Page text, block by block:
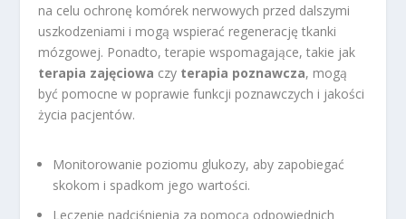
na celu ochronę komórek nerwowych przed dalszymi
uszkodzeniami i mogą wspierać regenerację tkanki
mózgowej. Ponadto, terapie wspomagające, takie jak
terapia zajęciowa czy terapia poznawcza, mogą
być pomocne w poprawie funkcji poznawczych i jakości
życia pacjentów.
Monitorowanie poziomu glukozy, aby zapobiegać
skokom i spadkom jego wartości.
Leczenie nadciśnienia za pomocą odpowiednich